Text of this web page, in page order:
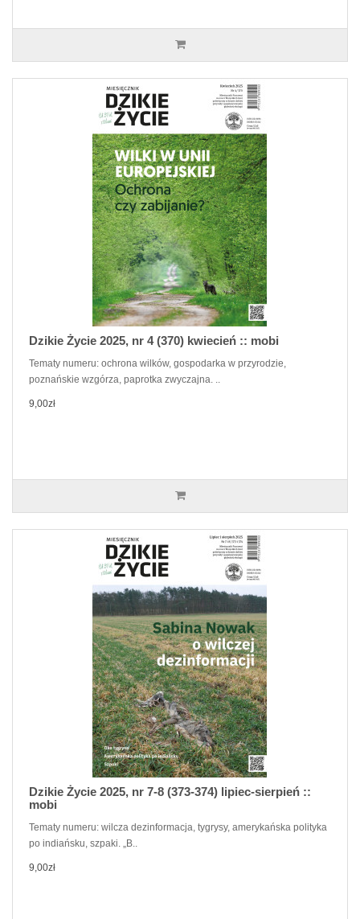
Dzikie Życie 2025, nr 4 (370) kwiecień :: mobi
Tematy numeru: ochrona wilków, gospodarka w przyrodzie,
poznańskie wzgórza, paprotka zwyczajna. ..
9,00zł
Dzikie Życie 2025, nr 7-8 (373-374) lipiec-sierpień ::
mobi
Tematy numeru: wilcza dezinformacja, tygrysy, amerykańska polityka
po indiańsku, szpaki. „B..
9,00zł